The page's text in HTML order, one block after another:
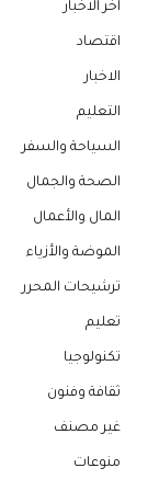
اخر الاخبار
اقتصاد
الاخبار
التعليم
السياحة والسفر
الصحة والجمال
المال والأعمال
الموضة والأزياء
ترشيحات المحرر
تعليم
تكنولوجيا
ثقافة وفنون
غير مصنف
منوعات